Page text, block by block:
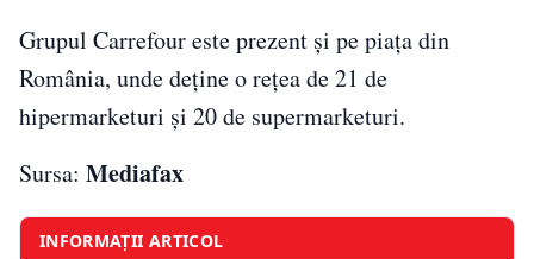
Grupul Carrefour este prezent şi pe piaţa din
România, unde deţine o reţea de 21 de
hipermarketuri şi 20 de supermarketuri.
Sursa: Mediafax
INFORMAȚII ARTICOL